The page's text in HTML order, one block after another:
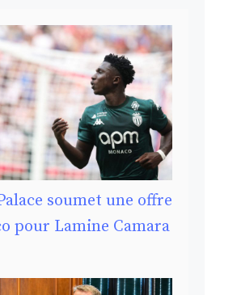
soumet une offre
pour Lamine Camara